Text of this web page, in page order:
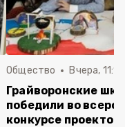
Общество Вчера, 11:16
Грайворонские
победили во
конкурсе проектов